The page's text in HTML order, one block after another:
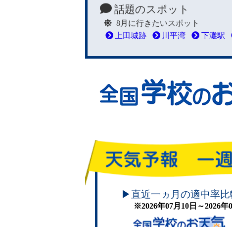
話題のスポット
8月に行きたいスポット
上田城跡
川平湾 下灘駅
頑張れ！学校のお天気
▶直近一ヵ月の適中率比
※2026年07月10日～2026年